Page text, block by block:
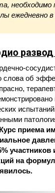
необходимо
ежедневно
слова об
Курс приема
участников
на